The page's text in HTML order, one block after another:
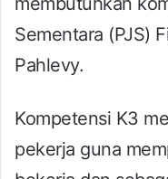
Sementara (PJS)
Pahlevy.
Kompetensi K3
pekerja guna